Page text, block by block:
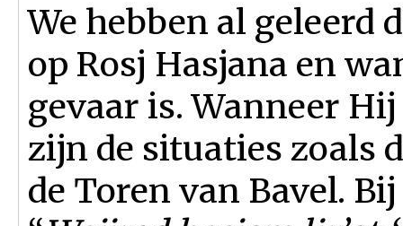
We hebben al geleerd
op Rosj Hasjana en
gevaar is. Wanneer
zijn de situaties zoals
de Toren van Bavel.